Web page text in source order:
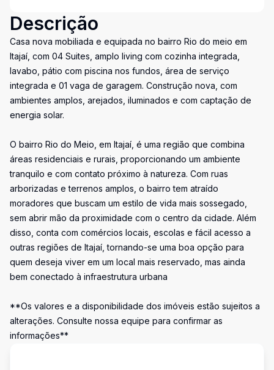
Descrição
Casa nova mobiliada e equipada no bairro Rio do meio em
Itajaí, com 04 Suites, amplo living com cozinha integrada,
lavabo, pátio com piscina nos fundos, área de serviço
integrada e 01 vaga de garagem. Construção nova, com
ambientes amplos, arejados, iluminados e com captação de
energia solar.
O bairro Rio do Meio, em Itajaí, é uma região que combina
áreas residenciais e rurais, proporcionando um ambiente
tranquilo e com contato próximo à natureza. Com ruas
arborizadas e terrenos amplos, o bairro tem atraído
moradores que buscam um estilo de vida mais sossegado,
sem abrir mão da proximidade com o centro da cidade. Além
disso, conta com comércios locais, escolas e fácil acesso a
outras regiões de Itajaí, tornando-se uma boa opção para
quem deseja viver em um local mais reservado, mas ainda
bem conectado à infraestrutura urbana
**Os valores e a disponibilidade dos imóveis estão sujeitos a
alterações. Consulte nossa equipe para confirmar as
informações**